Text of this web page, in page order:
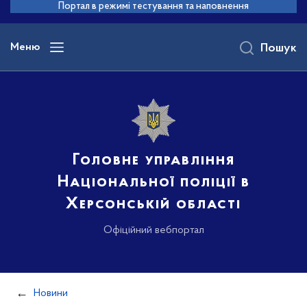
основного
вмісту
Портал в режимі тестування та наповнення
Меню
Головне управління
Національної поліції в
Херсонській області
Офіційний вебпортал
Пошук
Новини